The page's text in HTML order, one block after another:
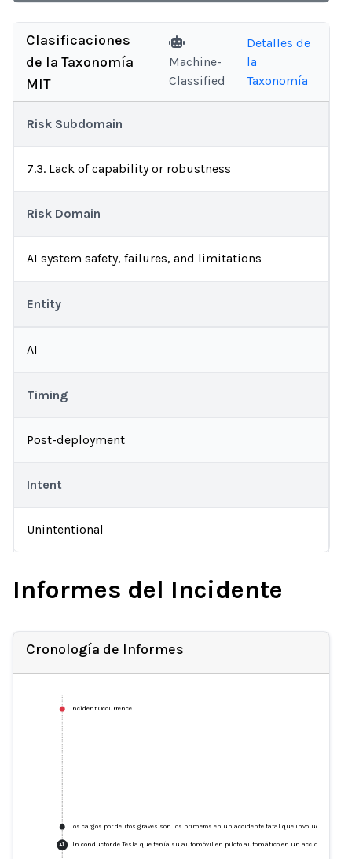
Clasificaciones
de la Taxonomía
MIT
Machine-
Classified
Detalles de
la
Taxonomía
Risk Subdomain
7.3. Lack of capability or robustness
Risk Domain
AI system safety, failures, and limitations
Entity
AI
Timing
Post-deployment
Intent
Unintentional
Informes del Incidente
Cronología de Informes
Incident Occurrence
Los cargos por delitos graves son los primeros en un accidente fatal que involucra a
+1 Un conductor de Tesla que tenía su automóvil en piloto automático en un accidente